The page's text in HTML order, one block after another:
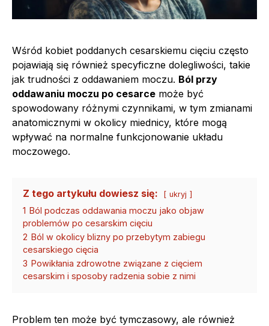
Wśród kobiet poddanych cesarskiemu cięciu często
pojawiają się również specyficzne dolegliwości, takie
jak trudności z oddawaniem moczu. Ból przy
oddawaniu moczu po cesarce może być
spowodowany różnymi czynnikami, w tym zmianami
anatomicznymi w okolicy miednicy, które mogą
wpływać na normalne funkcjonowanie układu
moczowego.
Z tego artykułu dowiesz się: ukryj
1 Ból podczas oddawania moczu jako objaw
problemów po cesarskim cięciu
2 Ból w okolicy blizny po przebytym zabiegu
cesarskiego cięcia
3 Powikłania zdrowotne związane z cięciem
cesarskim i sposoby radzenia sobie z nimi
Problem ten może być tymczasowy, ale również